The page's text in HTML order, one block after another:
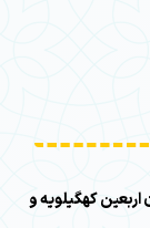
اربعین کهگیلویه و